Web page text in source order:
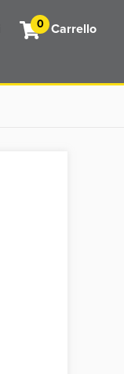
Carrello
0